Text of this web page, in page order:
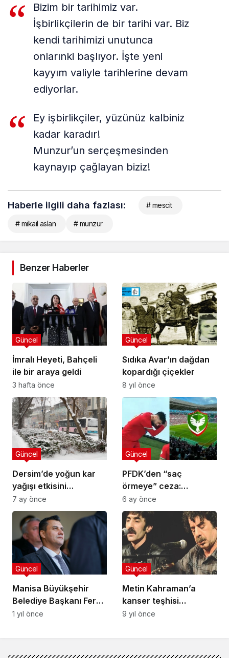
Bizim bir tarihimiz var.
İşbirlikçilerin de bir tarihi var. Biz
kendi tarihimizi unutunca
onlarınki başlıyor. İşte yeni
kayyım valiyle tarihlerine devam
ediyorlar.
Ey işbirlikçiler, yüzünüz kalbiniz
kadar karadır!
Munzur’un serçeşmesinden
kaynayıp çağlayan biziz!
Haberle ilgili daha fazlası: # mescit
# mikail aslan # munzur
Benzer Haberler
İmralı Heyeti, Bahçeli
ile bir araya geldi
Güncel
3 hafta önce
Sıdıka Avar’ın dağdan
kopardığı çiçekler
Güncel
8 yıl önce
Dersim’de yoğun kar
yağışı etkisini
sürdürüyor
Güncel
7 ay önce
PFDK’den “saç
örmeye” ceza:
Amedspor’a 600 bin
TL, Çekdar Orhan’a 5
maç men
Güncel
6 ay önce
Manisa Büyükşehir
Belediye Başkanı Ferdi
Zeyrek hastaneye
Güncel
1 yıl önce
Metin Kahraman’a
kanser teşhisi…
Güncel
9 yıl önce